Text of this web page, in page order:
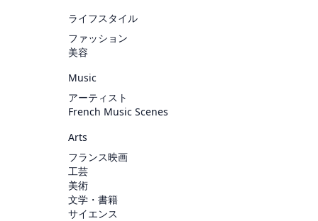
ライフスタイル
ファッション
美容
Music
アーティスト
French Music Scenes
Arts
フランス映画
工芸
美術
文学・書籍
サイエンス